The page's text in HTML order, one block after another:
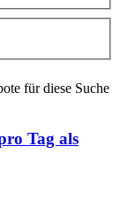
für diese Suche
Tag als